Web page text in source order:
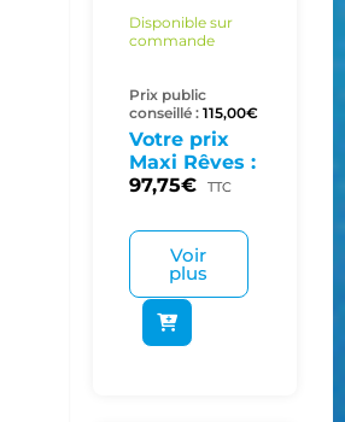
Disponible sur
commande
Prix public
conseillé : 115,00€
Votre prix
Maxi Rêves :
97,75€ TTC
Voir
plus